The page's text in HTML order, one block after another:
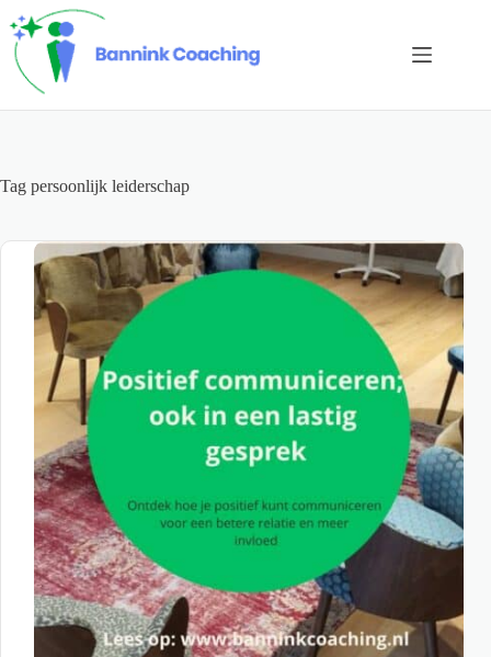
naar
de
inhoud
Tag persoonlijk leiderschap